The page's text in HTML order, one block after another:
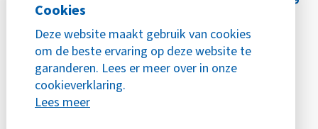
Cookies
Deze website maakt gebruik van cookies
om de beste ervaring op deze website te
garanderen. Lees er meer over in onze
cookieverklaring.
Lees meer